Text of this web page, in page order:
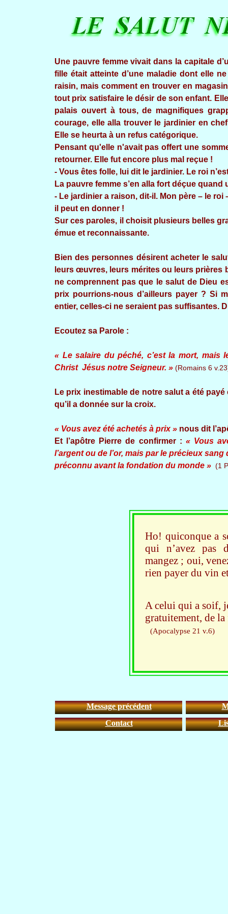
Une pauvre femme vivait dans la capitale
fille était atteinte d’une maladie dont elle
raisin, mais comment en trouver en
tout prix satisfaire le désir de son enfant.
palais ouvert à tous, de magnifiques
courage, elle alla trouver le jardinier en
Elle se heurta à un refus catégorique.
Pensant qu'elle n'avait pas offert une
retourner. Elle fut encore plus mal reçue !
- Vous êtes folle, lui dit le jardinier. Le roi
La pauvre femme s’en alla fort déçue
- Le jardinier a raison, dit-il. Mon père – le roi
il peut en donner !
Sur ces paroles, il choisit plusieurs belles
émue et reconnaissante.
Bien des personnes désirent acheter le
leurs œuvres, leurs mérites ou leurs prières
ne comprennent pas que le salut de Dieu
prix pourrions-nous d’ailleurs payer ? Si
entier, celles-ci ne seraient pas suffisantes.
Ecoutez sa Parole :
« Le salaire du péché, c’est la mort, mais
Christ Jésus notre Seigneur. » (Romains 6
Le prix inestimable de notre salut a été
qu’il a donnée sur la croix.
« Vous avez été achetés à prix » nous dit
Et l’apôtre Pierre de confirmer : « Vous
l’argent ou de l’or, mais par le précieux
préconnu avant la fondation du monde » (1
Ho! quiconque a
qui n’avez pas
mangez ; oui,
rien payer du vin
A celui qui a soif,
gratuitement, de
(Apocalypse 21 v.6)
Message précédent
Contact